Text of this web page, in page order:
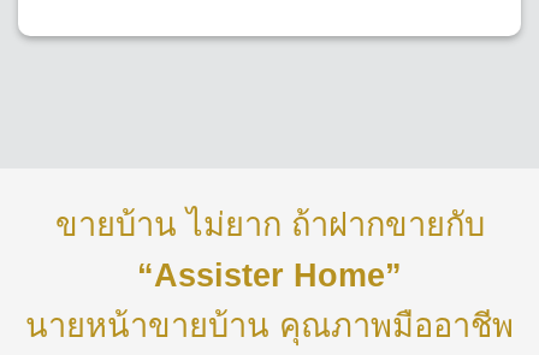
ขายบ้าน ไม่ยาก ถ้าฝากขายกับ
“Assister Home”
นายหน้าขายบ้าน คุณภาพมืออาชีพ